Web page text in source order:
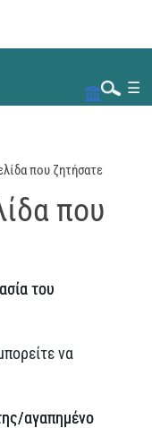
☰
που ζητήσατε
που
του
να
αγαπημένο